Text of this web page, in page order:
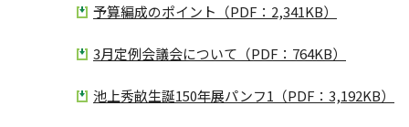
予算編成のポイント（PDF：2,341KB）
3月定例会議会について（PDF：764KB）
池上秀畝生誕150年展パンフ1（PDF：3,192KB）